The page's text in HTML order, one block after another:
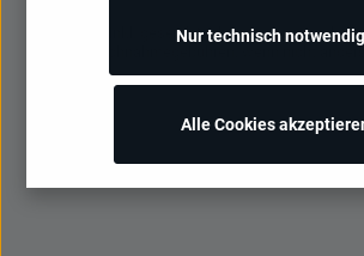
Alle Preise inkl. gesetzl. Mehrwertsteuer zzgl.
Nur technisch
Alle Cookies